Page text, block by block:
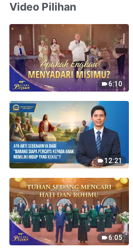
Video Pilihan
6:10
12:21
6:05